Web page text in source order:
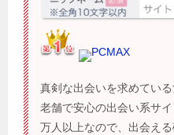
PCMAX
真剣な出会いを求めてい
老舗で安心の出会い系サ
万人以上なので、出会え